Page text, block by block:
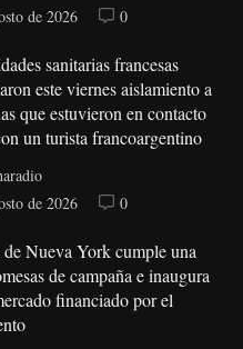
de 2026
0
sanitarias francesas
este viernes aislamiento a
que estuvieron en contacto
un turista francoargentino
de 2026
0
Nueva York cumple una
de campaña e inaugura
financiado por el